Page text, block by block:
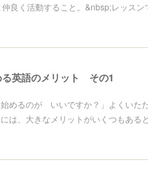
良く活動すること。&nbsp;レッス
る英語のメリット その1
始めるのが いいですか？」よくいた
は、大きなメリットがいくつもあ